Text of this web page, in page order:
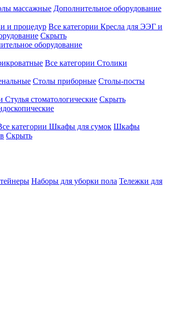
массажные Дополнительное оборудование
и процедур Все категории Кресла для ЭЭГ и
Скрыть
оборудование
Все категории Столики
Столы приборные Столы-посты
Стулья стоматологические Скрыть
категории Шкафы для сумок Шкафы
Скрыть
Наборы для уборки пола Тележки для